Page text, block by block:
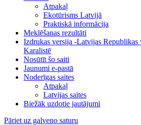
Atpakaļ
Ekotūrisms Latvijā
Praktiskā informācija
Meklēšanas rezultāti
Izdrukas versija -Latvijas Republikas
Karalistē
Nosūtīt šo saiti
Jaunumi e-pastā
Noderīgas saites
Atpakaļ
Latvijas saites
Biežāk uzdotie jautājumi
Pāriet uz galveno saturu